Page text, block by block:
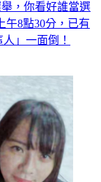
迎戰。入口網站
，你看好誰當選
8點30分，已有